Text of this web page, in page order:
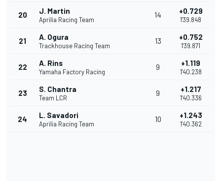
20 J. Martin
Aprilia Racing Team
14 +0.729
1'39.848
21 A. Ogura
Trackhouse Racing Team
13 +0.752
1'39.871
22 A. Rins
Yamaha Factory Racing
9 +1.119
1'40.238
23 S. Chantra
Team LCR
9 +1.217
1'40.336
24 L. Savadori
Aprilia Racing Team
10 +1.243
1'40.362